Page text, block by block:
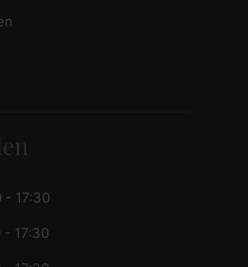
- 17:30
- 17:30